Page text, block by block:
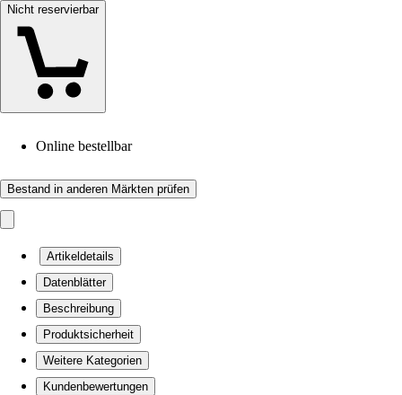
Nicht reservierbar
Online bestellbar
Bestand in anderen Märkten prüfen
Artikeldetails
Datenblätter
Beschreibung
Produktsicherheit
Weitere Kategorien
Kundenbewertungen